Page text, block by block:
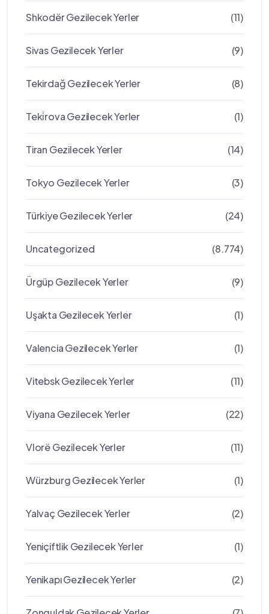
Shkodër Gezilecek Yerler (11)
Sivas Gezilecek Yerler (9)
Tekirdağ Gezilecek Yerler (8)
Teki̇rova Gezilecek Yerler (1)
Tiran Gezilecek Yerler (14)
Tokyo Gezilecek Yerler (3)
Türkiye Gezilecek Yerler (24)
Uncategorized (8.774)
Ürgüp Gezilecek Yerler (9)
Uşakta Gezilecek Yerler (1)
Valencia Gezilecek Yerler (1)
Vitebsk Gezilecek Yerler (11)
Viyana Gezilecek Yerler (22)
Vlorë Gezilecek Yerler (11)
Würzburg Gezilecek Yerler (1)
Yalvaç Gezilecek Yerler (2)
Yeniçiftlik Gezilecek Yerler (1)
Yenikapı Gezilecek Yerler (2)